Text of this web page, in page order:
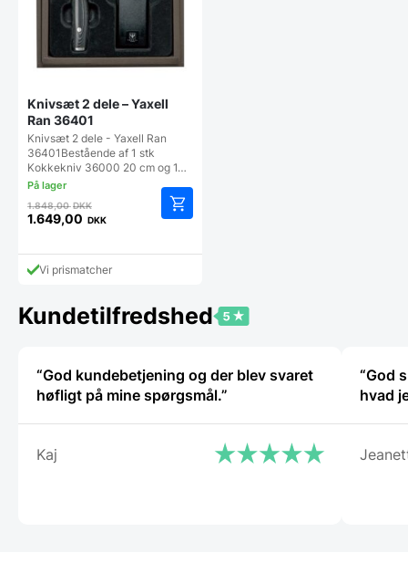
Knivsæt 2 dele – Yaxell
Ran 36401
Knivsæt 2 dele - Yaxell Ran
36401Bestående af 1 stk
Kokkekniv 36000 20 cm og 1…
1.848,00DKKDen
oprindelige
var:
1.848,00 DKK.
1.649,00 DKK
aktuelle
prisVi prismatcher
Kundetilfredshed
“God kundebetjening og der blev svaret
høfligt på mine spørgsmål.”
Kaj
“God